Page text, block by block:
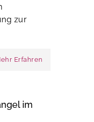
zur
Erfahren
im